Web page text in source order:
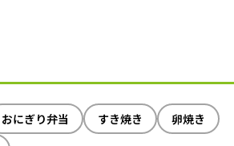
おにぎり弁当 すき焼き
卵焼き